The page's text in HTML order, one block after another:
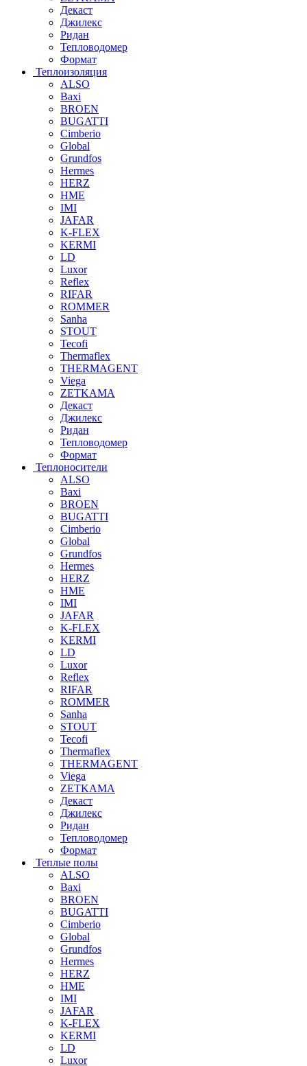
Декаст
Джилекс
Ридан
Тепловодомер
Формат
Теплоизоляция
ALSO
Baxi
BROEN
BUGATTI
Cimberio
Global
Grundfos
Hermes
HERZ
HME
IMI
JAFAR
K-FLEX
KERMI
LD
Luxor
Reflex
RIFAR
ROMMER
Sanha
STOUT
Tecofi
Thermaflex
THERMAGENT
Viega
ZETKAMA
Декаст
Джилекс
Ридан
Тепловодомер
Формат
Теплоносители
ALSO
Baxi
BROEN
BUGATTI
Cimberio
Global
Grundfos
Hermes
HERZ
HME
IMI
JAFAR
K-FLEX
KERMI
LD
Luxor
Reflex
RIFAR
ROMMER
Sanha
STOUT
Tecofi
Thermaflex
THERMAGENT
Viega
ZETKAMA
Декаст
Джилекс
Ридан
Тепловодомер
Формат
Теплые полы
ALSO
Baxi
BROEN
BUGATTI
Cimberio
Global
Grundfos
Hermes
HERZ
HME
IMI
JAFAR
K-FLEX
KERMI
LD
Luxor